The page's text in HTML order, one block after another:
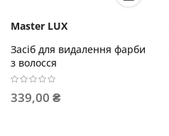
Master LUX
Засіб для видалення фарби
з волосся
339,00 ₴